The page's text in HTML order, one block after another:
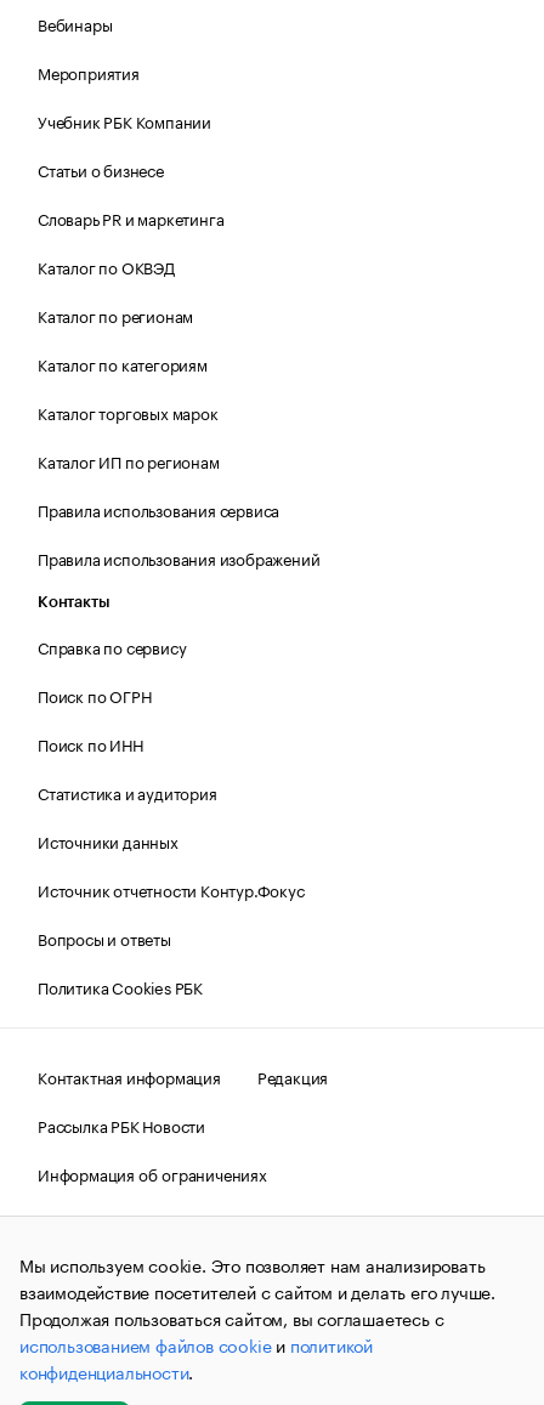
Вебинары
Мероприятия
Учебник РБК Компании
Статьи о бизнесе
Словарь PR и маркетинга
Каталог по ОКВЭД
Каталог по регионам
Каталог по категориям
Каталог торговых марок
Каталог ИП по регионам
Правила использования сервиса
Правила использования изображений
Контакты
Справка по сервису
Поиск по ОГРН
Поиск по ИНН
Статистика и аудитория
Источники данных
Источник отчетности Контур.Фокус
Вопросы и ответы
Политика Cookies РБК
Контактная информация
Редакция
Рассылка РБК Новости
Информация об ограничениях
Правовая информация
О соблюдении авторских прав
© АО «РОСБИЗНЕСКОНСАЛТИНГ»,1995–2026.Сообщения
и материалы информационного агентства «РБК»
(зарегистрировано Федеральной службой по надзору в сфере
связи, информационных технологий и массовых
коммуникаций (Роскомнадзор) 09.12.2015 за номером ИА
№ФС77-63848) сопровождаются пометкой «РБК». Отдельные
публикации могут содержать информацию,
Мы используем cookie. Это позволяет нам анализировать
взаимодействие посетителей с сайтом и делать его лучше.
Продолжая пользоваться сайтом, вы соглашаетесь с
использованием файлов cookieи политикой
конфиденциальности.